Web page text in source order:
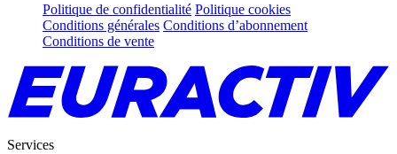
Politique de confidentialité Politique cookies
Conditions générales Conditions d’abonnement
Conditions de vente
Services